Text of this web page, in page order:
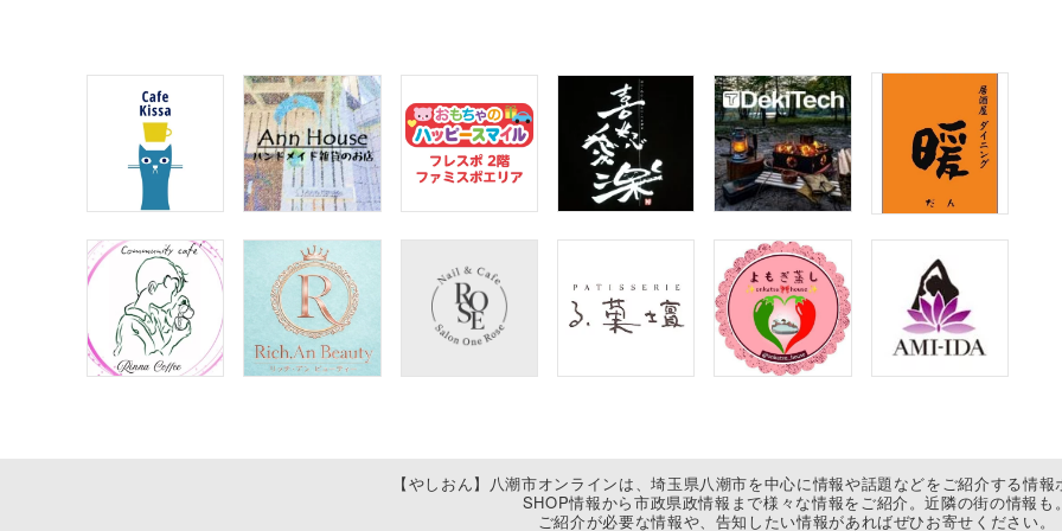
【やしおん】八潮市オンラインは、埼玉県八潮市を中心に情報や話題などをご紹介する情報
SHOP情報から市政県政情報まで様々な情報をご紹介。近隣の街の情報も。
ご紹介が必要な情報や、告知したい情報があればぜひお寄せください。